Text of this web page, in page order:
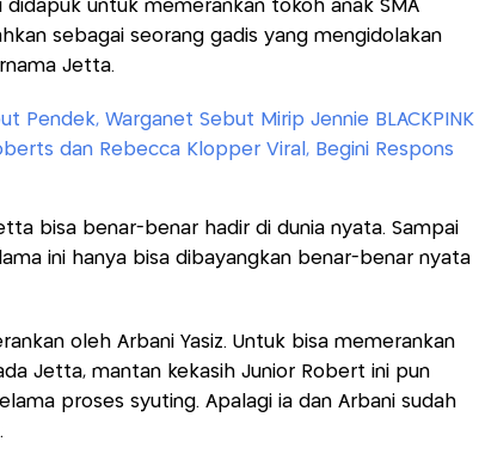
didapuk untuk memerankan tokoh anak SMA
sebagai seorang gadis yang mengidolakan
Jetta.
Pendek, Warganet Sebut Mirip Jennie BLACKPINK
dan Rebecca Klopper Viral, Begini Respons
bisa benar-benar hadir di dunia nyata. Sampai
ini hanya bisa dibayangkan benar-benar nyata
oleh Arbani Yasiz. Untuk bisa memerankan
Jetta, mantan kekasih Junior Robert ini pun
proses syuting. Apalagi ia dan Arbani sudah